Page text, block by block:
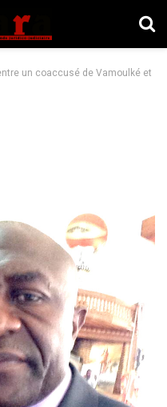
un coaccusé de Vamoulké et